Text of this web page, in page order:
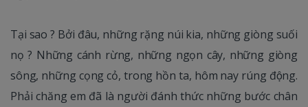
Tại sao ? Bởi đâu, những rặng núi kia, những giòng suối
nọ ? Những cánh rừng, những ngọn cây, những giòng
sông, những cọng cỏ, trong hồn ta, hôm nay rúng động.
Phải chăng em đã là người đánh thức những bước chân